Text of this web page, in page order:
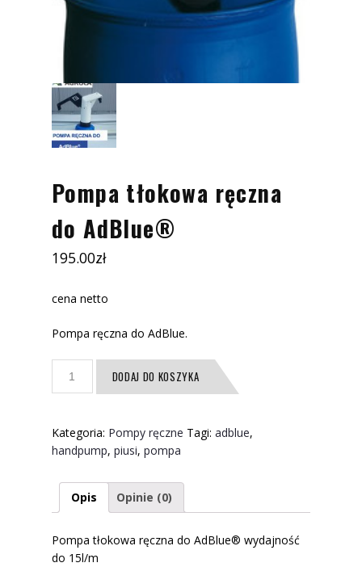
Pompa tłokowa ręczna
do AdBlue®
195.00zł
cena netto
Pompa ręczna do AdBlue.
Pompa
do
AdBlue®
DODAJ DO KOSZYKA
Kategoria: Pompy ręczne Tagi: adblue,
handpump, piusi, pompa
Opis Opinie (0)
Pompa tłokowa ręczna do AdBlue® wydajność
do 15l/m